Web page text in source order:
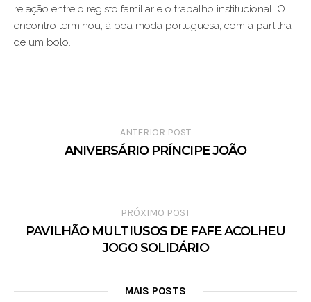
relação entre o registo familiar e o trabalho institucional. O
encontro terminou, à boa moda portuguesa, com a partilha
de um bolo.
ANTERIOR POST
ANIVERSÁRIO PRÍNCIPE JOÃO
PRÓXIMO POST
PAVILHÃO MULTIUSOS DE FAFE ACOLHEU
JOGO SOLIDÁRIO
MAIS POSTS